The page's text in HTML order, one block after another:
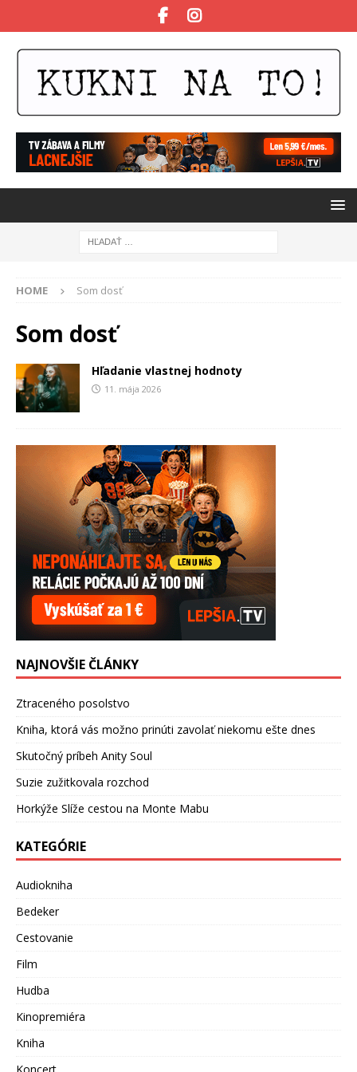
HOME Som dosť
Som dosť
Hľadanie vlastnej hodnoty
11. mája 2026
NAJNOVŠIE ČLÁNKY
Ztraceného posolstvo
Kniha, ktorá vás možno prinúti zavolať niekomu ešte dnes
Skutočný príbeh Anity Soul
Suzie zužitkovala rozchod
Horkýže Slíže cestou na Monte Mabu
KATEGÓRIE
Audiokniha
Bedeker
Cestovanie
Film
Hudba
Kinopremiéra
Kniha
Koncert